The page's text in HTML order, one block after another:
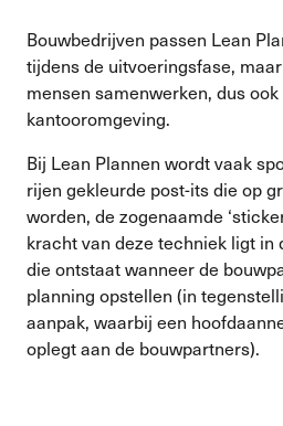
Bouwbedrijven passen Lean
tijdens de uitvoeringsfase,
mensen samenwerken, dus ook
kantooromgeving.
Bij Lean Plannen wordt vaak
rijen gekleurde post-its die op
worden, de zogenaamde
kracht van deze techniek ligt in
die ontstaat wanneer de
planning opstellen (in
aanpak, waarbij een
oplegt aan de bouwpartners).